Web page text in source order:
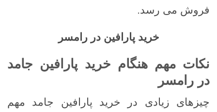
فروش می رسد.
خرید پارافین در رامسر
نکات مهم هنگام خرید پارافین جامد
در رامسر
چیزهای زیادی در خرید پارافین جامد مهم